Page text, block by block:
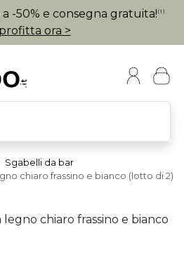
-50% e consegna gratuita! (1)
ora >
Sgabelli da bar
chiaro frassino e bianco (lotto di 2)
chiaro frassino e bianco